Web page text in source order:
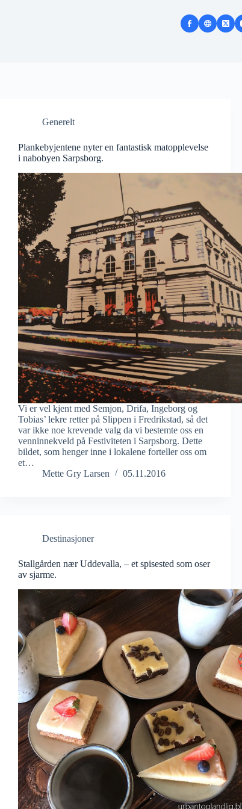
Generelt
Plankebyjentene nyter en fantastisk matopplevelse
i nabobyen Sarpsborg.
Vi er vel kjent med Semjon, Drifa, Ingeborg og
Tobias’ lekre retter på Slippen i Fredrikstad, så det
var ikke noe krevende valg da vi bestemte oss en
venninnekveld på Festiviteten i Sarpsborg. Dette
bildet, som henger inne i lokalene forteller oss om
et…
Mette Gry Larsen
05.11.2016
Destinasjoner
Stallgården nær Uddevalla, – et spisested som oser
av sjarme.